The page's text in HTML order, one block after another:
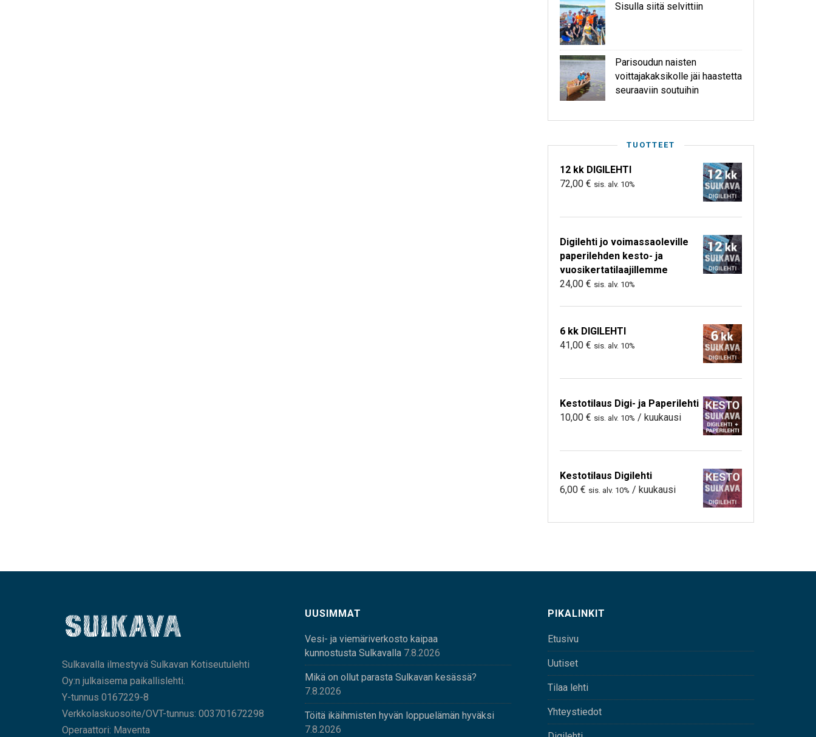
Sisulla siitä selvittiin
Parisoudun naisten
voittajakaksikolle jäi haastetta
seuraaviin soutuihin
TUOTTEET
12 kk DIGILEHTI
72,00 € sis. alv. 10%
Digilehti jo voimassaoleville
paperilehden kesto- ja
vuosikertatilaajillemme
24,00 € sis. alv. 10%
6 kk DIGILEHTI
41,00 € sis. alv. 10%
Kestotilaus Digi- ja Paperilehti
10,00 € sis. alv. 10% / kuukausi
Kestotilaus Digilehti
6,00 € sis. alv. 10% / kuukausi
Sulkavalla ilmestyvä Sulkavan Kotiseutulehti
Oy:n julkaisema paikallislehti.
Y-tunnus 0167229-8
Verkkolaskuosoite/OVT-tunnus: 003701672298
Operaattori: Maventa
UUSIMMAT
Vesi- ja viemäriverkosto kaipaa
kunnostusta Sulkavalla 7.8.2026
Mikä on ollut parasta Sulkavan kesässä?
7.8.2026
Töitä ikäihmisten hyvän loppuelämän hyväksi
7.8.2026
PIKALINKIT
Etusivu
Uutiset
Tilaa lehti
Yhteystiedot